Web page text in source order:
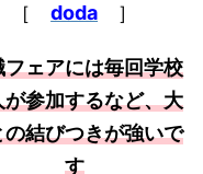
［doda ］
フェアには毎回学校
が参加するなど、大
の結びつきが強いで
す